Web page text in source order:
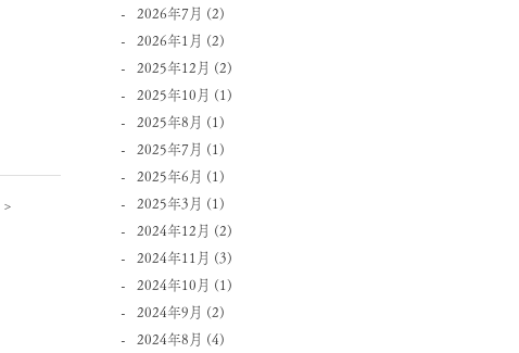
>
2026年7月 (2)
2026年1月 (2)
2025年12月 (2)
2025年10月 (1)
2025年8月 (1)
2025年7月 (1)
2025年6月 (1)
2025年3月 (1)
2024年12月 (2)
2024年11月 (3)
2024年10月 (1)
2024年9月 (2)
2024年8月 (4)